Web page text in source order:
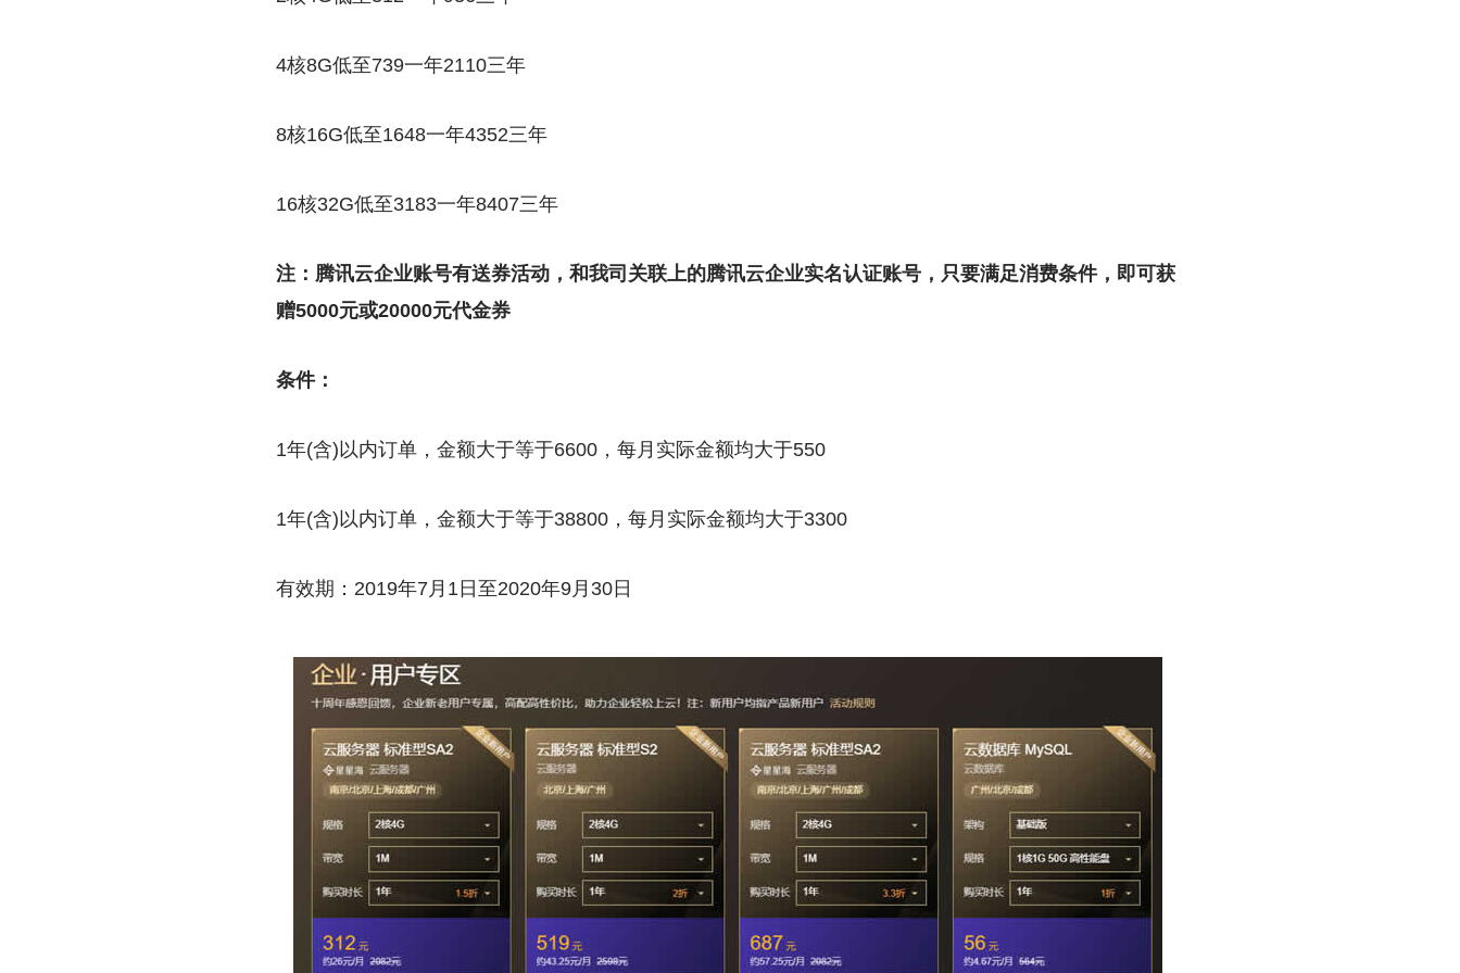
4核8G低至739一年2110三年
8核16G低至1648一年4352三年
16核32G低至3183一年8407三年
注：腾讯云企业账号有送券活动，和我司关联上的腾讯云企业实名认证账号，只要满足消费条件，即可获
赠5000元或20000元代金券
条件：
1年(含)以内订单，金额大于等于6600，每月实际金额均大于550
1年(含)以内订单，金额大于等于38800，每月实际金额均大于3300
有效期：2019年7月1日至2020年9月30日